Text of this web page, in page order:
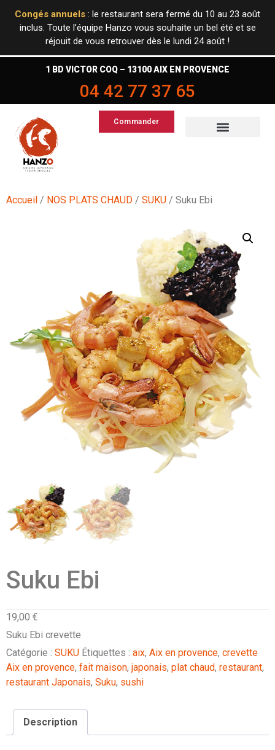
Congés annuels : le restaurant sera fermé du 10 au 23 août
inclus. Toute l’équipe Hanzo vous souhaite un bel été et se
réjouit de vous retrouver dès le lundi 24 août !
1 BD VICTOR COQ – 13100 AIX EN PROVENCE
04 42 77 37 65
Commander
Accueil / NOS PLATS CHAUD / SUKU / Suku Ebi
Suku Ebi
19,00 €
Suku Ebi crevette
Catégorie : SUKU Étiquettes : aix, Aix en provence, crevette
Aix en provence, fait maison, japonais, plat chaud, restaurant,
restaurant Japonais, Suku, sushi
Description